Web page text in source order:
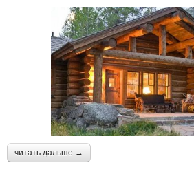
читать дальше →